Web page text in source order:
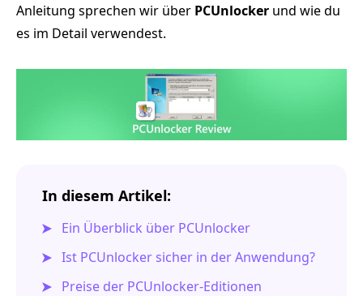
Anleitung sprechen wir über PCUnlocker und wie du
es im Detail verwendest.
In diesem Artikel:
Ein Überblick über PCUnlocker
Ist PCUnlocker sicher in der Anwendung?
Preise der PCUnlocker-Editionen